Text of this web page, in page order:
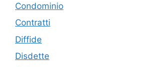
Condominio
Contratti
Diffide
Disdette